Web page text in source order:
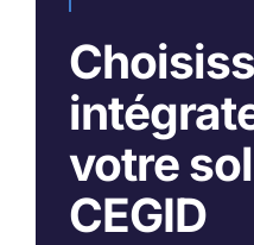
votre
CEGID